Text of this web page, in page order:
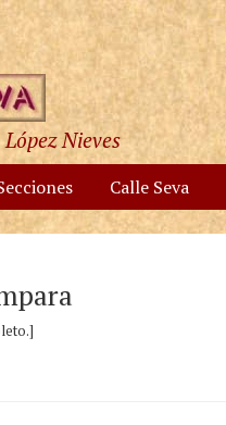
Nieves
Calle Seva